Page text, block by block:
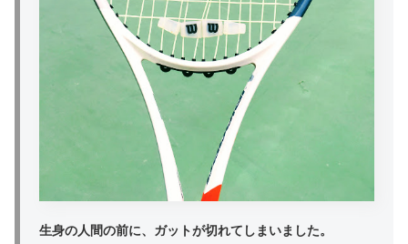
生身の人間の前に、ガットが切れてしまいました。